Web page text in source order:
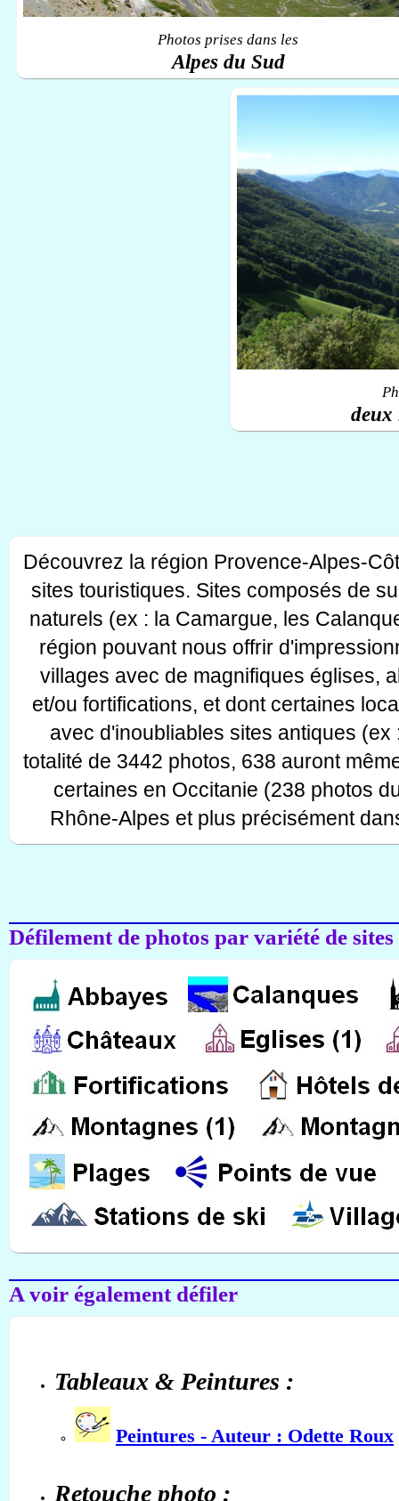
Photos prises dans les
Alpes du Sud
deux
Découvrez la région Provence-Alpes-
sites touristiques. Sites composés de
naturels (ex : la Camargue, les
région pouvant nous offrir
villages avec de magnifiques églises,
et/ou fortifications, et dont certaines
avec d'inoubliables sites antiques
totalité de 3442 photos, 638 auront
certaines en Occitanie (238 photos
Rhône-Alpes et plus précisément
Défilement de photos par variété de
A voir également défiler
Tableaux & Peintures :
Peintures - Auteur : Odette Roux
Retouche photo :